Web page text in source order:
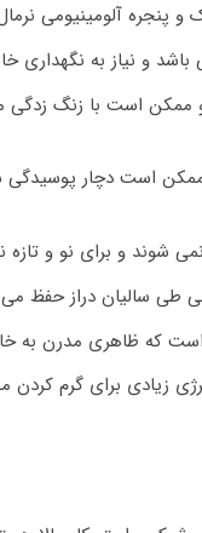
پنجره آلومینیومی
باشد و نیاز به
ممکن است با زنگ زدگی
است دچار پوسیدگی
شوند و برای نو و تازه
طی سالیان دراز حفظ می
است که ظاهری مدرن به
زیادی برای گرم